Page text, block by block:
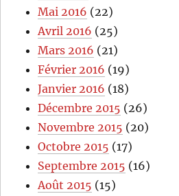
Mai 2016 (22)
Avril 2016 (25)
Mars 2016 (21)
Février 2016 (19)
Janvier 2016 (18)
Décembre 2015 (26)
Novembre 2015 (20)
Octobre 2015 (17)
Septembre 2015 (16)
Août 2015 (15)